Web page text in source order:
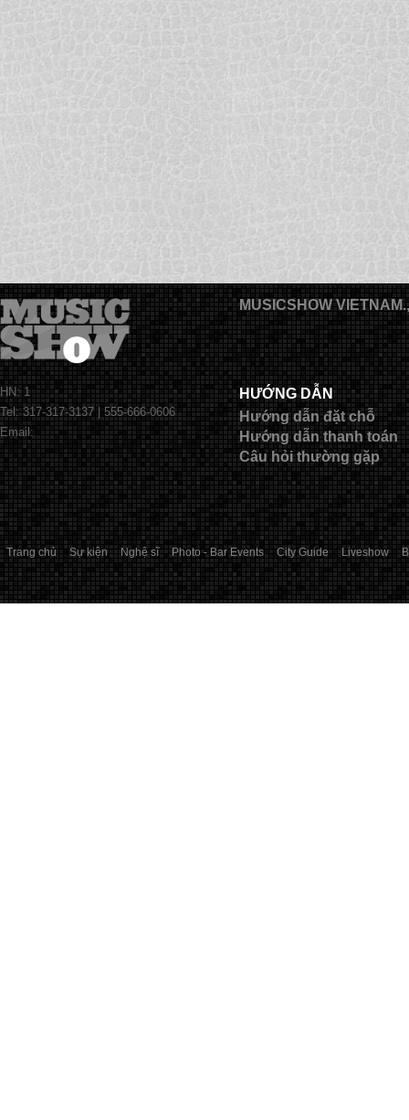
HN: 1
Tel: 317-317-3137 | 555-666-0606
Email:
MUSICSHOW VIETNAM.,
HƯỚNG DẪN
Hướng dẫn đặt chỗ
Hướng dẫn thanh toán
Câu hỏi thường gặp
Trang chủ Sự kiện Nghệ sĩ Photo - Bar Events City Guide Liveshow